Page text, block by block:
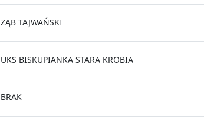
ZĄB TAJWAŃSKI
UKS BISKUPIANKA STARA KROBIA
BRAK